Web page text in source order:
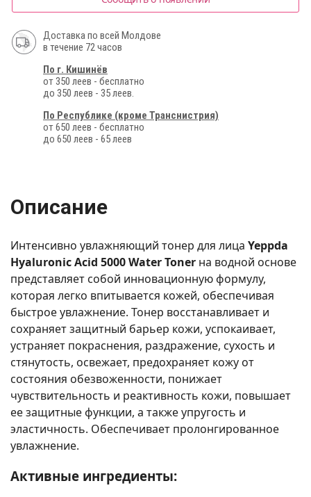
Доставка по всей Молдове
в течение 72 часов
По г. Кишинёв
от 350 леев - бесплатно
до 350 леев - 35 леев.
По Республике (кроме Транснистрия)
от 650 леев - бесплатно
до 650 леев - 65 леев
Описание
Интенсивно увлажняющий тонер для лица Yeppda
Hyaluronic Acid 5000 Water Toner на водной основе
представляет собой инновационную формулу,
которая легко впитывается кожей, обеспечивая
быстрое увлажнение. Тонер восстанавливает и
сохраняет защитный барьер кожи, успокаивает,
устраняет покраснения, раздражение, сухость и
стянутость, освежает, предохраняет кожу от
состояния обезвоженности, понижает
чувствительность и реактивность кожи, повышает
ее защитные функции, а также упругость и
эластичность. Обеспечивает пролонгированное
увлажнение.
Активные ингредиенты: